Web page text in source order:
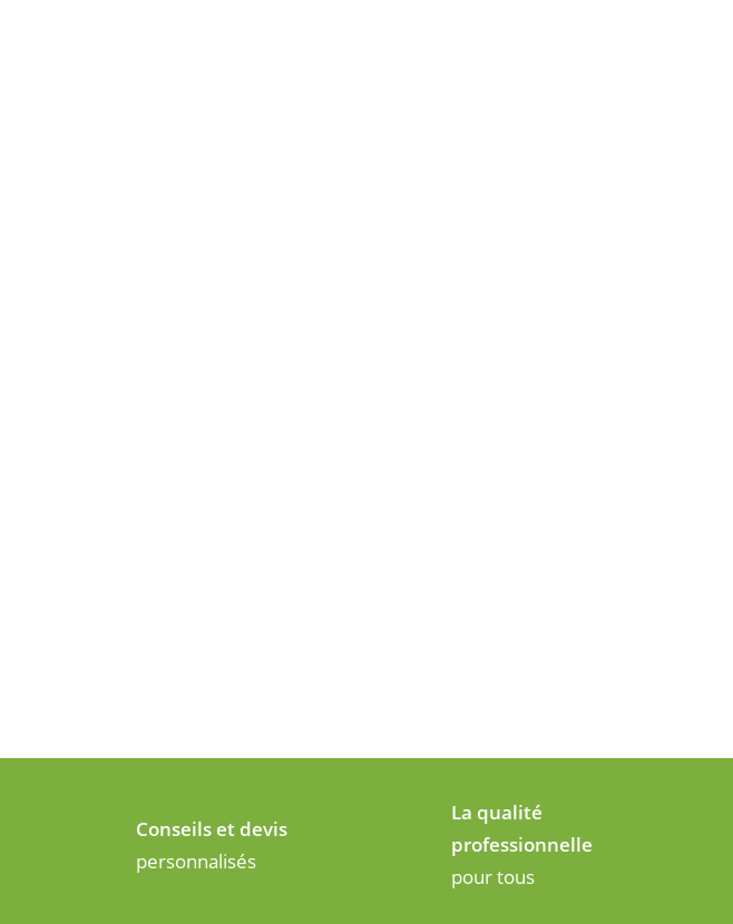
Conseils et devis
personnalisés
La qualité
professionnelle
pour tous